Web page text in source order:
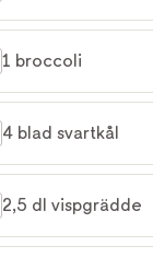
1 broccoli
4 blad svartkål
2,5 dl vispgrädde